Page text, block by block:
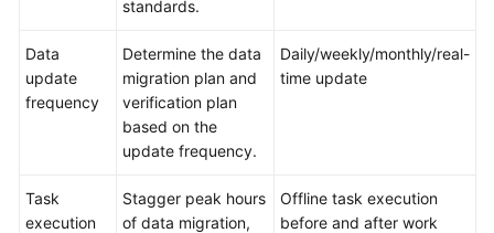
standards.
Data
update
frequency
Determine the data
migration plan and
verification plan
based on the
update frequency.
Daily/weekly/monthly/real-
time update
Task
execution
Stagger peak hours
of data migration,
Offline task execution
before and after work